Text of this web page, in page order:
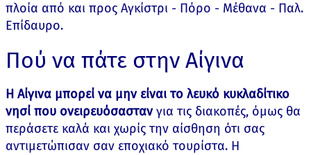
πλοία από και προς Αγκίστρι - Πόρο - Μέθανα - Παλ.
Επίδαυρο.
Πού να πάτε στην Αίγινα
Η Αίγινα μπορεί να μην είναι το λευκό κυκλαδίτικο
νησί που ονειρευόσαστανγια τις διακοπές, όμως θα
περάσετε καλά και χωρίς την αίσθηση ότι σας
αντιμετώπισαν σαν εποχιακό τουρίστα. Η